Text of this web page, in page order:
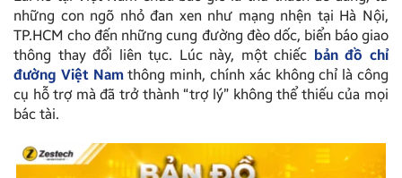
những con ngõ nhỏ đan xen như mạng nhện tại Hà Nội,
TP.HCM cho đến những cung đường đèo dốc, biển báo giao
thông thay đổi liên tục. Lúc này, một chiếc bản đồ chỉ
đường Việt Namthông minh, chính xác không chỉ là công
cụ hỗ trợ mà đã trở thành “trợ lý” không thể thiếu của mọi
bác tài.